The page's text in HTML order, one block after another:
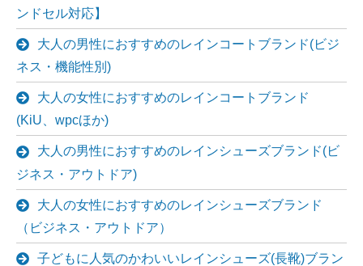
ンドセル対応】
大人の男性におすすめのレインコートブランド(ビジ
ネス・機能性別)
大人の女性におすすめのレインコートブランド
(KiU、wpcほか)
大人の男性におすすめのレインシューズブランド(ビ
ジネス・アウトドア)
大人の女性におすすめのレインシューズブランド
（ビジネス・アウトドア）
子どもに人気のかわいいレインシューズ(長靴)ブラン